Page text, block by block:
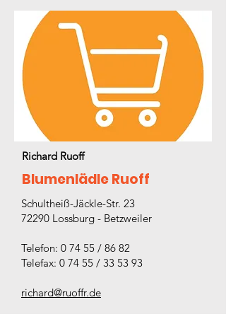
Richard Ruoff
Blumenlädle Ruoff
Schultheiß-Jäckle-Str. 23
72290 Lossburg - Betzweiler
Telefon: 0 74 55 / 86 82
Telefax: 0 74 55 / 33 53 93
richard@ruoffr.de